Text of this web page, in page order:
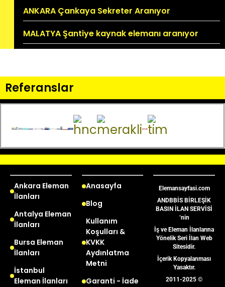
ANKARA Çankaya Sekreter Aranıyor
MALATYA Şantiye kaynak elemanı aranıyor
Referanslar
Ankara Eleman
İlanları
Antalya Eleman
İlanları
Bursa Eleman
İlanları
İstanbul
Eleman İlanları
Anasayfa
Blog
Kullanım
Koşulları &
KVKK
Aydınlatma
Metni
Garanti - İade
Elemansayfasi.com
ANDBBİS BİRLEŞİK
BASIN İLAN SERVİSİ
‘nin
İş ve Eleman İlanlarına
Yönelik Seri İlan Web
Sitesidir.
İçerik Kopyalanması
Yasaktır.
2011-2025 ©